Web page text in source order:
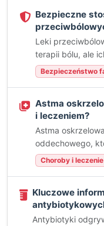
Bezpieczne
Leki
terapii bólu, ale
Bezpieczeństwo
Astma
i leczeniem?
Astma
oddechowego,
Choroby i leczenie
Kluczowe
Antybiotyki